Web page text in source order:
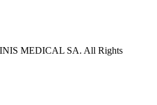
MEDICAL SA. All Rights